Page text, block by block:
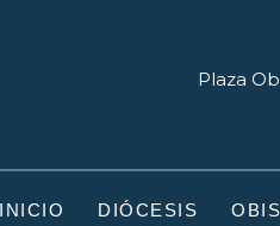
Plaza
INICIO DIÓCESIS